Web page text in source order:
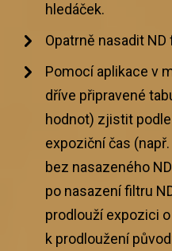
hledáček.
Opatrně nasadit ND
Pomocí aplikace v
dříve připravené
hodnot) zjistit
expoziční čas
bez nasazeného
po nasazení filtru
prodlouží expozici
k prodloužení